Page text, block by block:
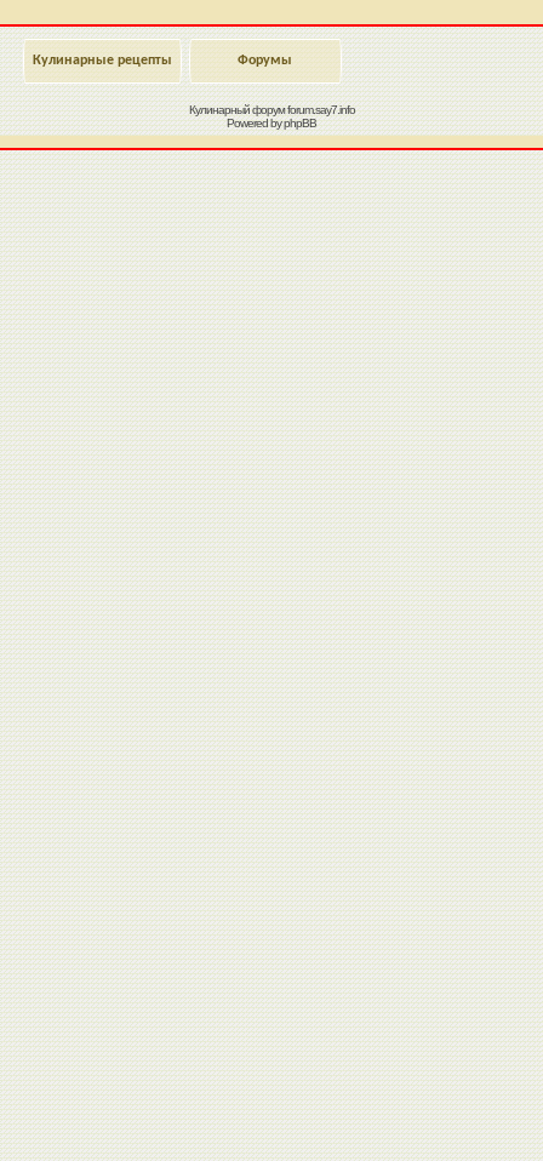
Кулинарные рецепты Форумы
Кулинарный форумforum.say7.info
Powered byphpBB